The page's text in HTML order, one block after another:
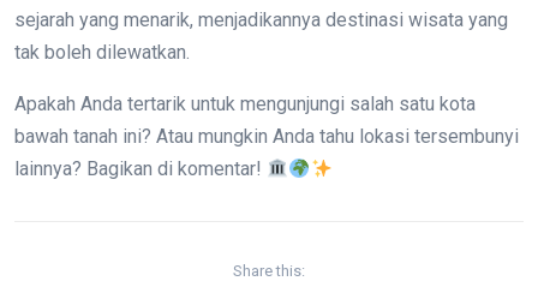
sejarah yang menarik, menjadikannya destinasi wisata yang
tak boleh dilewatkan.
Apakah Anda tertarik untuk mengunjungi salah satu kota
bawah tanah ini? Atau mungkin Anda tahu lokasi tersembunyi
lainnya? Bagikan di komentar!
Share this: